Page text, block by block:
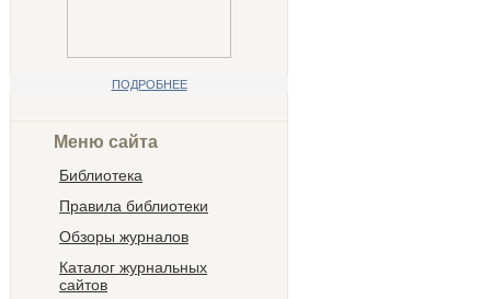
ПОДРОБНЕЕ
Меню сайта
Библиотека
Правила библиотеки
Обзоры журналов
Каталог журнальных
сайтов